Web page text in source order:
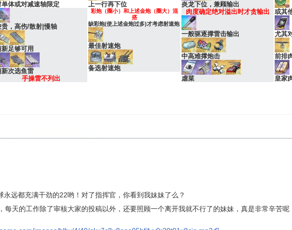
单体或对减速轴限定
贵，高伤/散射|慢轴
新足够可用
新次选鱼雷
手操雷不列出
上一行再下位
彩炮（圈小）和上述金炮（圈大）混
搭
缺彩炮(使上述金炮过多)才考虑射速炮
最佳射速炮
备选射速炮
炎龙下位，兼顾输出
肉度确定绝对溢出时才贪输出
一般驱逐撑雷击输出
中高难撑炮击
虐菜
或其
尤其
前排
皇家
永远都充满干劲的22哟！对了指挥官，你看到我妹妹了么？
每天的工作除了审核大家的投稿以外，还要照顾一个离开我就不行了的妹妹，真是非常辛苦呢